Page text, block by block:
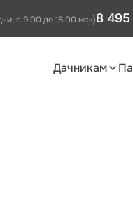
с 9:00 до 18:00 мск)8
Дачникам